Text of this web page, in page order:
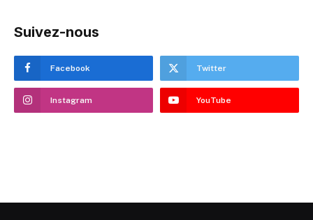
Suivez-nous
Facebook Twitter
Instagram YouTube